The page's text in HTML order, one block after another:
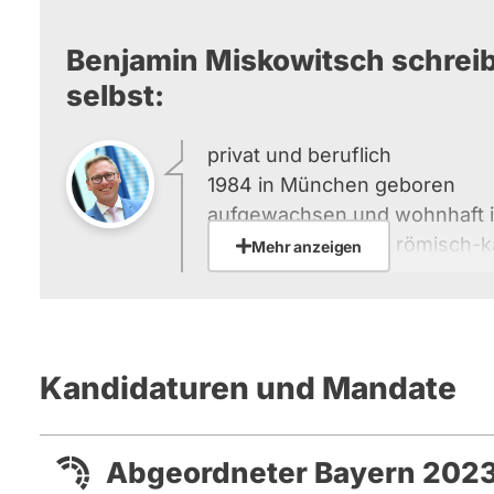
Benjamin Miskowitsch
selbst:
privat und beruflich
1984 in München geboren
aufgewachsen und wohnhaft
verheiratet, 1 Sohn, römisch-
Ausbildung zum
schäftsstelle in
aktives Mitglied der
Mehr anzeigen
Kandidaturen und Mandate
Abgeordneter Bayern